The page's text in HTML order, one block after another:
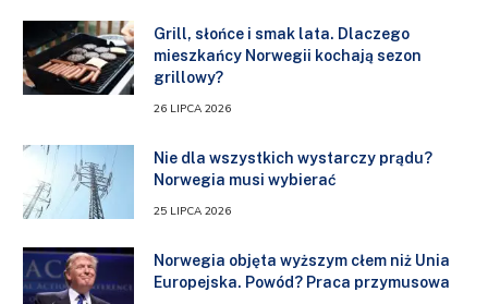
Grill, słońce i smak lata. Dlaczego
mieszkańcy Norwegii kochają sezon
grillowy?
26 LIPCA 2026
Nie dla wszystkich wystarczy prądu?
Norwegia musi wybierać
25 LIPCA 2026
Norwegia objęta wyższym cłem niż Unia
Europejska. Powód? Praca przymusowa